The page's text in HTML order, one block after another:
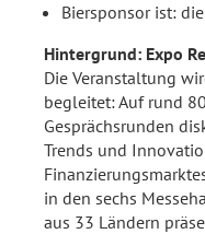
Biersponsor ist:
Hintergrund: Expo
Die Veranstaltung
begleitet: Auf rund
Gesprächsrunden
Trends und
in den sechs
aus 33 Ländern